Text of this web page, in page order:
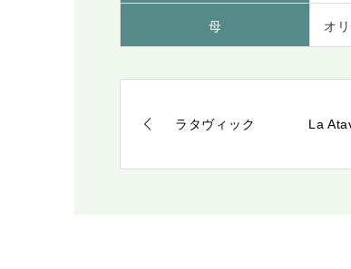
母 オ
ラタヴィック La